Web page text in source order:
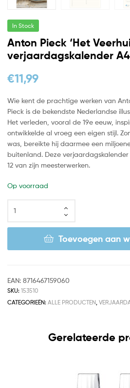
In Stock
Anton Pieck ‘Het
verjaardagskalender A4
€11,99
Wie kent de prachtige werken van
Pieck is de bekendste Nederlandse
Het verleden, vooral de 19e eeuw,
ontwikkelde al vroeg een eigen stijl.
was, bereikte hij daarmee een
buitenland. Deze
12 van zijn meesterwerken.
Op voorraad
Toevoegen aan
EAN: 8716467159060
SKU: 153510
CATEGORIEËN: ALLE PRODUCTEN
Gerelateerde